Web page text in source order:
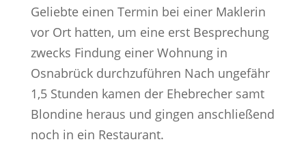
Geliebte einen Termin bei einer Maklerin
vor Ort hatten, um eine erst Besprechung
zwecks Findung einer Wohnung in
Osnabrück durchzuführen Nach ungefähr
1,5 Stunden kamen der Ehebrecher samt
Blondine heraus und gingen anschließend
noch in ein Restaurant.